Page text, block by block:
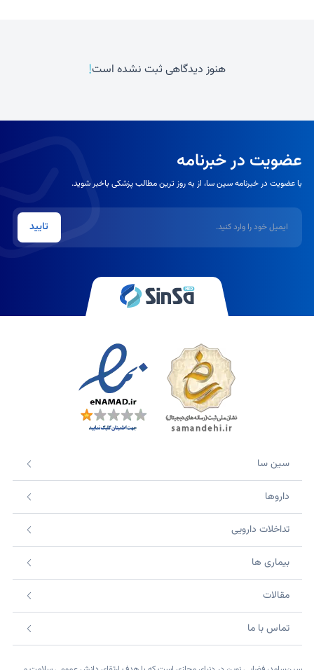
هنوز دیدگاهی ثبت نشده است!
عضویت در خبرنامه
با عضویت در خبرنامه سین سا، از به روز ترین مطالب پزشکی باخبر شوید.
تایید
سین سا
داروها
تداخلات دارویی
بیماری ها
مقالات
تماس با ما